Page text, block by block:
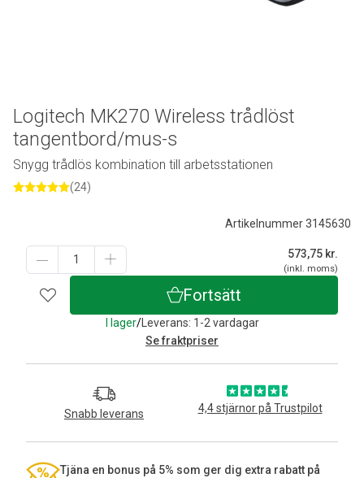
Artikelnummer 3145630
573,75 kr.
(inkl. moms)
Fortsätt
I lager/Leverans: 1-2 vardagar
Se fraktpriser
Snabb leverans 4,4 stjärnor på Trustpilot
Tjäna en bonus på 5% som ger dig extra rabatt på
Logitech MK270 Wireless trådlöst
tangentbord/mus-s
Snygg trådlös kombination till arbetsstationen
(24)